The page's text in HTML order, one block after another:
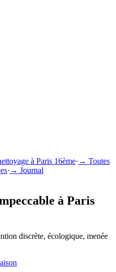
à Paris 16ème· → Toutes
· → Journal
à Paris
discrète, écologique, menée